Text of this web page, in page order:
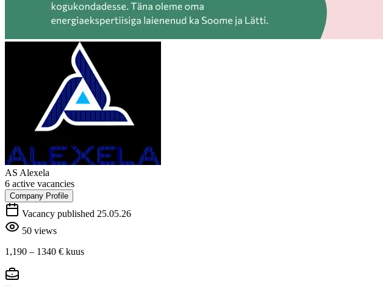
AS Alexela
6 active vacancies
Company Profile
Vacancy published 25.05.26
50 views
1,190 – 1340 € kuus